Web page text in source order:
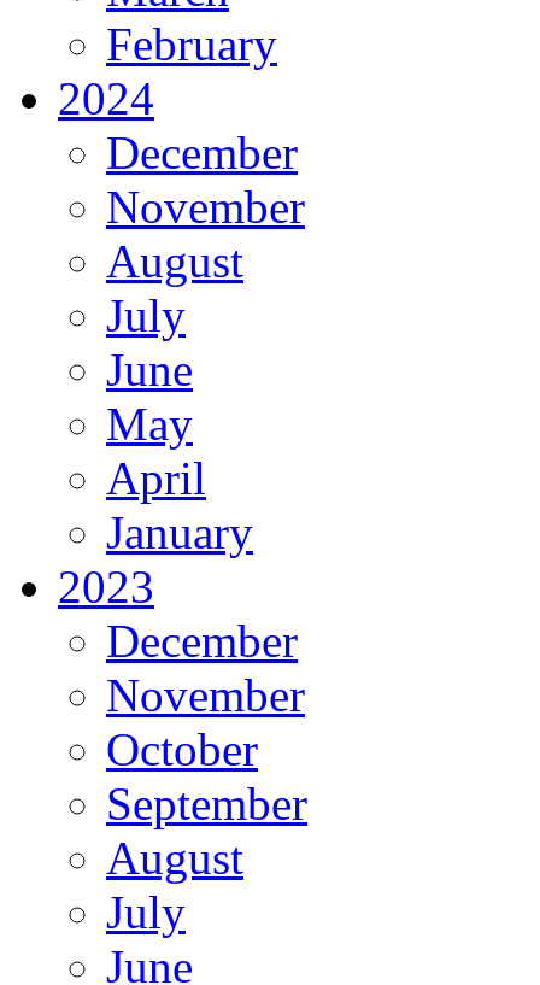
February
2024
December
November
August
July
June
May
April
January
2023
December
November
October
September
August
July
June